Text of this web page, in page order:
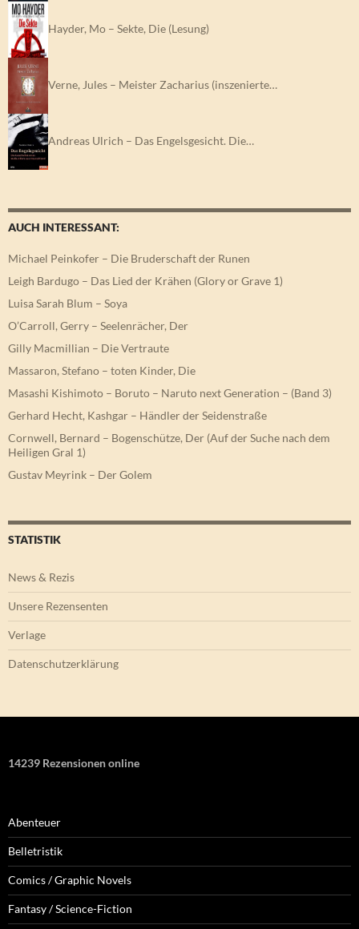
Hayder, Mo – Sekte, Die (Lesung)
Verne, Jules – Meister Zacharius (inszenierte…
Andreas Ulrich – Das Engelsgesicht. Die…
AUCH INTERESSANT:
Michael Peinkofer – Die Bruderschaft der Runen
Leigh Bardugo – Das Lied der Krähen (Glory or Grave 1)
Luisa Sarah Blum – Soya
O’Carroll, Gerry – Seelenrächer, Der
Gilly Macmillian – Die Vertraute
Massaron, Stefano – toten Kinder, Die
Masashi Kishimoto – Boruto – Naruto next Generation – (Band 3)
Gerhard Hecht, Kashgar – Händler der Seidenstraße
Cornwell, Bernard – Bogenschütze, Der (Auf der Suche nach dem
Heiligen Gral 1)
Gustav Meyrink – Der Golem
STATISTIK
News & Rezis
Unsere Rezensenten
Verlage
Datenschutzerklärung
14239 Rezensionen online
Abenteuer
Belletristik
Comics / Graphic Novels
Fantasy / Science-Fiction